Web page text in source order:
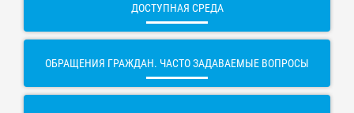
ДОСТУПНАЯ СРЕДА
ОБРАЩЕНИЯ ГРАЖДАН. ЧАСТО ЗАДАВАЕМЫЕ ВОПРОСЫ